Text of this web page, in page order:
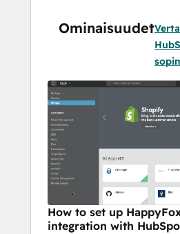
Ominaisuudet
How to set up
integration with